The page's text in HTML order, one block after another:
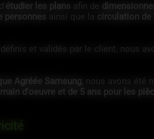
étudier les plans afin de
personnes ainsi que la circulation de
et validés par le client, nous
Agréée Samsung, nous avons été
d'oeuvre et de 5 ans pour les